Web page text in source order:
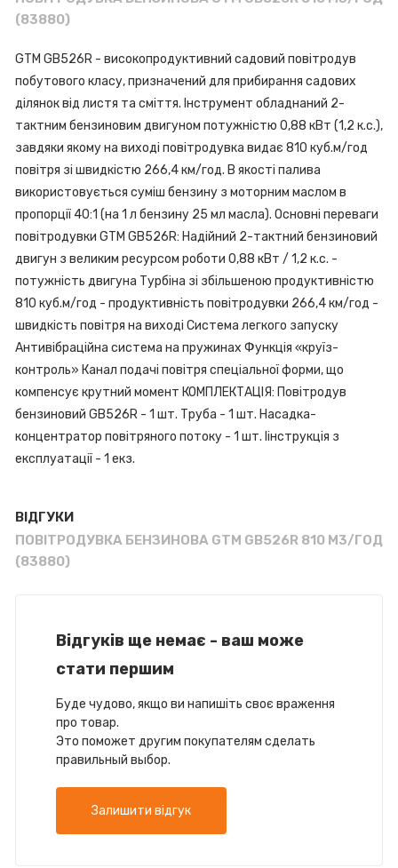
(83880)
GTM GB526R - високопродуктивний садовий повітродув
побутового класу, призначений для прибирання садових
ділянок від листя та сміття. Інструмент обладнаний 2-
тактним бензиновим двигуном потужністю 0,88 кВт (1,2 к.с.),
завдяки якому на виході повітродувка видає 810 куб.м/год
повітря зі швидкістю 266,4 км/год. В якості палива
використовується суміш бензину з моторним маслом в
пропорції 40:1 (на 1 л бензину 25 мл масла). Основні переваги
повітродувки GTM GB526R: Надійний 2-тактний бензиновий
двигун з великим ресурсом роботи 0,88 кВт / 1,2 к.с. -
потужність двигуна Турбіна зі збільшеною продуктивністю
810 куб.м/год - продуктивність повітродувки 266,4 км/год -
швидкість повітря на виході Система легкого запуску
Антивібраційна система на пружинах Функція «круїз-
контроль» Канал подачі повітря спеціальної форми, що
компенсує крутний момент КОМПЛЕКТАЦІЯ: Повітродув
бензиновий GB526R - 1 шт. Труба - 1 шт. Насадка-
концентратор повітряного потоку - 1 шт. Іінструкція з
експлуатації - 1 екз.
ВІДГУКИ
ПОВІТРОДУВКА БЕНЗИНОВА GTM GB526R 810 М3/ГОД
(83880)
Відгуків ще немає - ваш може
стати першим
Буде чудово, якщо ви напишіть своє враження
про товар.
Это поможет другим покупателям сделать
правильный выбор.
Залишити відгук